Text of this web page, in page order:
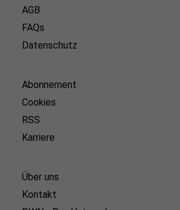
AGB
FAQs
Datenschutz
Abonnement
Cookies
RSS
Karriere
Über uns
Kontakt